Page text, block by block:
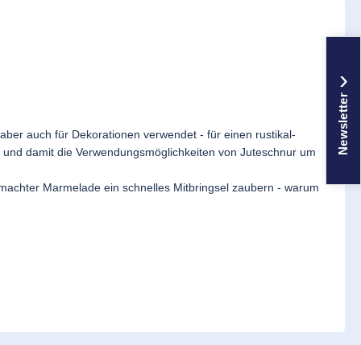
auch für Dekorationen verwendet - für einen rustikal-
damit die Verwendungsmöglichkeiten von Juteschnur um
Marmelade ein schnelles Mitbringsel zaubern - warum
›
Newsletter